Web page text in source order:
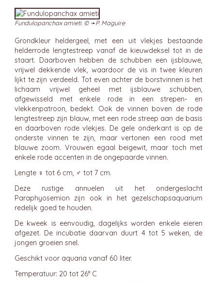
Fundulopanchax amieti. © ➛P. Maguire
Grondkleur heldergeel, met een uit vlekjes bestaande
helderrode lengtestreep vanaf de kieuwdeksel tot in de
staart. Daarboven hebben de schubben een ijsblauwe,
vrijwel dekkende vlek, waardoor de vis in twee kleuren
lijkt te zijn verdeeld. Tot even achter de borstvinnen is het
lichaam vrijwel geheel met ijsblauwe schubben,
afgewisseld met enkele rode in een strepen- en
vlekkenpatroon, bedekt. Ook de vinnen boven de rode
lengtestreep zijn blauw, met een rode streep aan de basis
en daarboven rode vlekjes. De gele onderkant is op de
onderste vinnen te zijn, maar vertonen een rood met
blauwe zoom. Vrouwen egaal beigewit, maar toch met
enkele rode accenten in de ongepaarde vinnen.
Lengte ♀ tot 6 cm, ♂ tot 7 cm.
Deze rustige annuelen uit het ondergeslacht
Paraphyosemion zijn ook in het gezelschapsaquarium
redelijk goed te houden.
De kweek is eenvoudig, dagelijks worden enkele eieren
afgezet. De incubatie daarvan duurt 4 tot 5 weken, de
jongen groeien snel.
Geschikt voor aquaria vanaf 60 liter.
Temperatuur: 20 tot 26° C